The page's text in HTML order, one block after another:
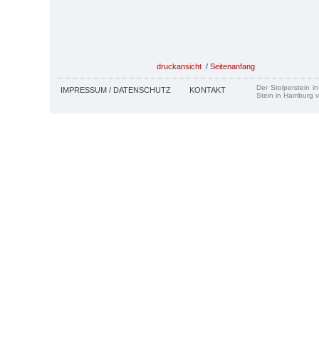
druckansicht / Seitenanfang
IMPRESSUM / DATENSCHUTZ KONTAKT
Der Stolperstein
Stein in Hamburg